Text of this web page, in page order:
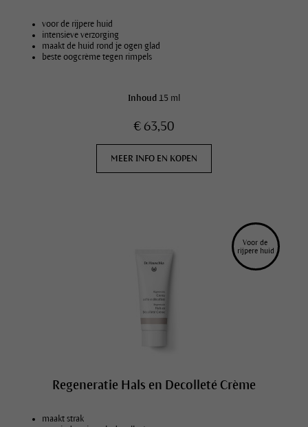
voor de rijpere huid
intensieve verzorging
maakt de huid rond je ogen glad
beste oogcrème tegen rimpels
Inhoud 15 ml
€ 63,50
MEER INFO EN KOPEN
Voor de
rijpere huid
Regeneratie Hals en Decolleté Crème
maakt strak